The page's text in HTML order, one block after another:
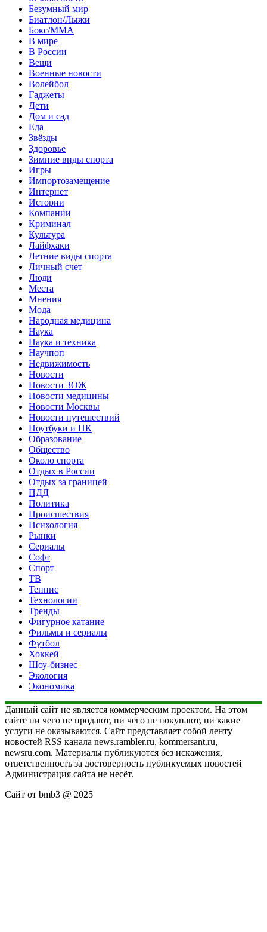
Безумный мир
Биатлон/Лыжи
Бокс/MMA
В мире
В России
Вещи
Военные новости
Волейбол
Гаджеты
Дети
Дом и сад
Еда
Звёзды
Здоровье
Зимние виды спорта
Игры
Импортозамещение
Интернет
Истории
Компании
Криминал
Культура
Лайфхаки
Летние виды спорта
Личный счет
Люди
Места
Мнения
Мода
Народная медицина
Наука
Наука и техника
Научпоп
Недвижимость
Новости
Новости ЗОЖ
Новости медицины
Новости Москвы
Новости путешествий
Ноутбуки и ПК
Образование
Общество
Около спорта
Отдых в России
Отдых за границей
ПДД
Политика
Происшествия
Психология
Рынки
Сериалы
Софт
Спорт
ТВ
Теннис
Технологии
Тренды
Фигурное катание
Фильмы и сериалы
Футбол
Хоккей
Шоу-бизнес
Экология
Экономика
Данный сайт не является коммерческим проектом. На этом
сайте ни чего не продают, ни чего не покупают, ни какие
услуги не оказываются. Сайт представляет собой ленту
новостей RSS канала news.rambler.ru, kommersant.ru,
newsru.com. Материалы публикуются без искажения,
ответственность за достоверность публикуемых новостей
Администрация сайта не несёт.
Сайт от bmb3 @ 2025